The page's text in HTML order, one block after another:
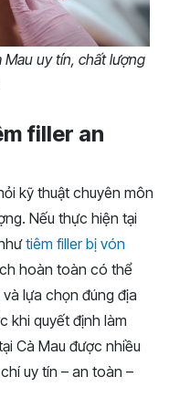
Mau uy tín, chất lượng
filler an
kỹ thuật chuyên môn
Nếu thực hiện tại
tiêm filler bị vón
hoàn toàn có thể
lựa chọn đúng địa
khi quyết định làm
Cà Mau được nhiều
uy tín – an toàn –